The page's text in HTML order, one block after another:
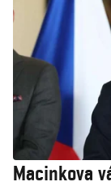
Macinkova